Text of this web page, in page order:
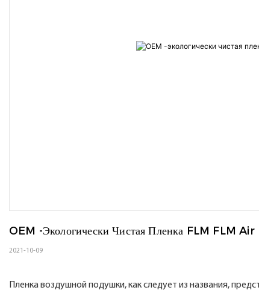
OEM -экологически Чистая Пленка FLM FLM
2021-10-09
Пленка воздушной подушки, как следует из названия,